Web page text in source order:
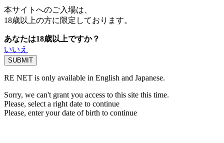
本サイトへのご入場は、
18歳以上の方に限定しております。
あなたは18歳以上ですか？
いいえ
RE NET is only available in English and Japanese.
Sorry, we can't grant you access to this site this time.
Please, select a right date to continue
Please, enter your date of birth to continue